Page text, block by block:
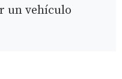
un vehículo